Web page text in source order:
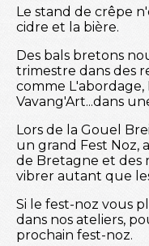
Le stand de crêpe
cidre et la bière.
Des bals bretons
trimestre dans des
comme L'abordage,
Vavang'Art...dans
Lors de la Gouel
un grand Fest Noz,
de Bretagne et des
vibrer autant que
Si le fest-noz vous
dans nos ateliers,
prochain fest-noz.